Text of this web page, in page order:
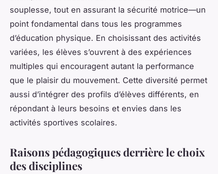
souplesse, tout en assurant la sécurité motrice—un
point fondamental dans tous les programmes
d’éducation physique. En choisissant des activités
variées, les élèves s’ouvrent à des expériences
multiples qui encouragent autant la performance
que le plaisir du mouvement. Cette diversité permet
aussi d’intégrer des profils d’élèves différents, en
répondant à leurs besoins et envies dans les
activités sportives scolaires.
Raisons pédagogiques derrière le choix
des disciplines